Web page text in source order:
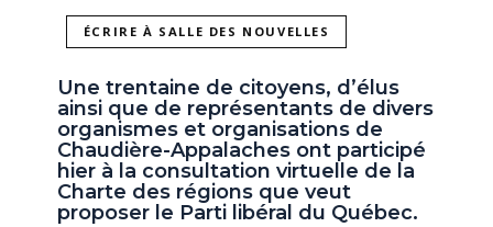
ÉCRIRE À SALLE DES NOUVELLES
Une trentaine de citoyens, d’élus
ainsi que de représentants de divers
organismes et organisations de
Chaudière-Appalaches ont participé
hier à la consultation virtuelle de la
Charte des régions que veut
proposer le Parti libéral du Québec.